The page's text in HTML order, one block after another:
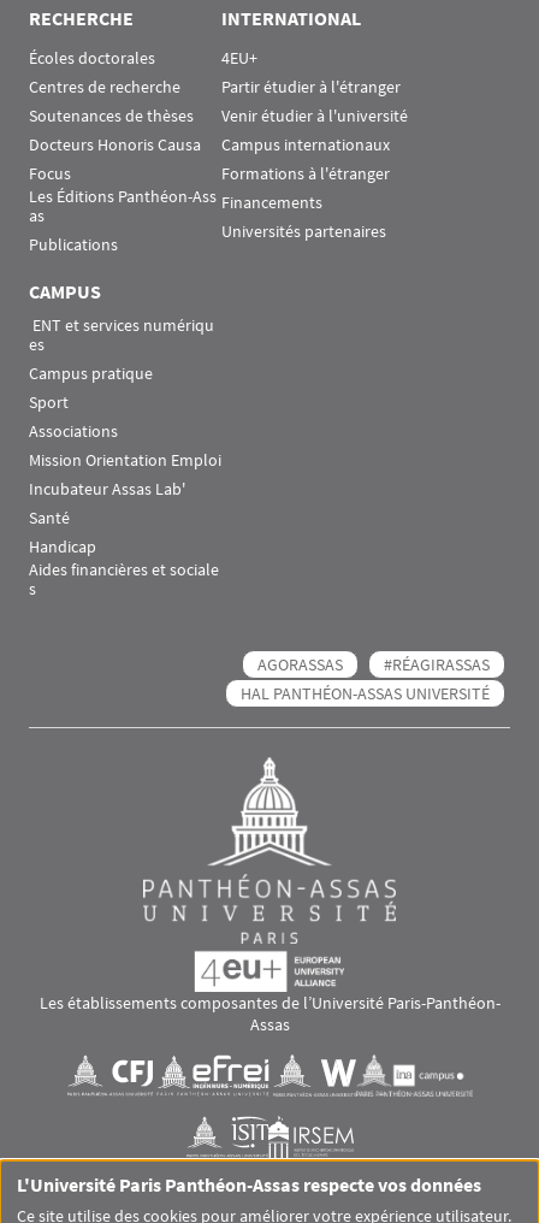
RECHERCHE
Écoles doctorales
Centres de recherche
Soutenances de thèses
Docteurs Honoris Causa
Focus
Les Éditions Panthéon-Ass
as
Publications
INTERNATIONAL
4EU+
Partir étudier à l'étranger
Venir étudier à l'université
Campus internationaux
Formations à l'étranger
Financements
Universités partenaires
CAMPUS
es
Campus pratique
Sport
Associations
Mission Orientation Emploi
Incubateur Assas Lab'
Santé
Handicap
Aides financières et sociale
s
AGORASSAS
#RÉAGIRASSAS
HAL PANTHÉON-ASSAS UNIVERSITÉ
Les établissements composantes de l’Université Paris-Panthéon-
Assas
Visuel svgVisuel svg Visuel svgVisuel svg
Visuel svgVisuel svg
RS footer
L'Université Paris Panthéon-Assas respecte vos données
Ce site utilise des cookies pour améliorer votre expérience utilisateur.